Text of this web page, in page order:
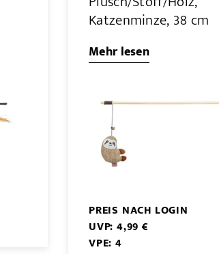
Katzenminze, 38 cm
Mehr lesen
PREIS NACH LOGIN
UVP: 4,99 €
VPE: 4